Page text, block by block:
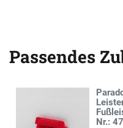
Passendes
Nr.: